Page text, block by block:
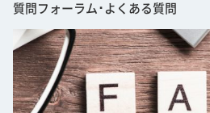
質問フォーラム･よくある質問